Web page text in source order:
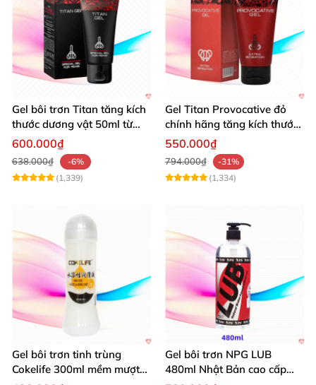
Gel bôi trơn Titan tăng kích
thước dương vật 50ml từ
Nga hiệu quả cao
600.000₫
638.000₫
-6%
(1,339)
Gel Titan Provocative đỏ
chính hãng tăng kích thước
dương vật nam
550.000₫
794.000₫
-31%
(1,334)
Gel bôi trơn tinh trùng
Cokelife 300ml mềm mượt
Gel bôi trơn NPG LUB
480ml Nhật Bản cao cấp